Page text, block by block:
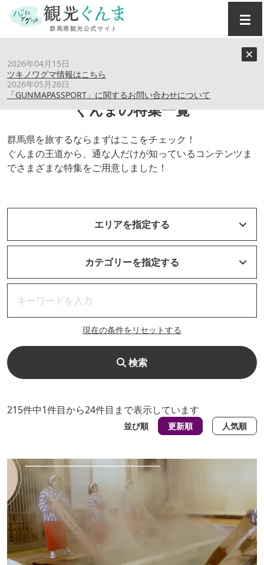
2026年04月15日
ツキノワグマ情報はこちら
2026年05月26日
「GUNMAPASSPORT」に関するお問い合わせについて
ぐんまの特集一覧
群馬県を旅するならまずはここをチェック！
ぐんまの王道から、通な人だけが知っているコンテンツま
でさまざまな特集をご用意しました！
エリアを指定する
カテゴリーを指定する
現在の条件をリセットする
検索
215件中1件目から24件目まで表示しています
並び順 更新順 人気順